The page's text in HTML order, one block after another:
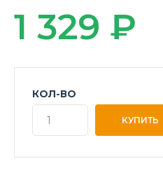
1 329 ₽
КОЛ-ВО